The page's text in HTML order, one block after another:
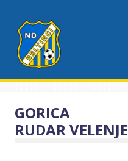
GORICA
RUDAR VELENJE